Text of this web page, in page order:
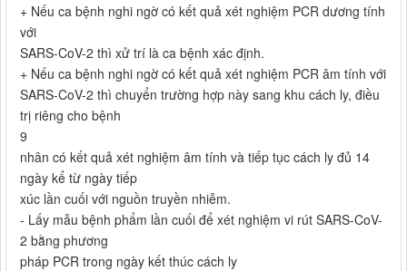
+ Nếu ca bệnh nghi ngờ có kết quả xét nghiệm PCR dương tính
với
SARS-CoV-2 thì xử trí là ca bệnh xác định.
+ Nếu ca bệnh nghi ngờ có kết quả xét nghiệm PCR âm tính với
SARS-CoV-2 thì chuyển trường hợp này sang khu cách ly, điều
trị riêng cho bệnh
9
nhân có kết quả xét nghiệm âm tính và tiếp tục cách ly đủ 14
ngày kể từ ngày tiếp
xúc lần cuối với nguồn truyền nhiễm.
- Lấy mẫu bệnh phẩm lần cuối để xét nghiệm vi rút SARS-CoV-
2 bằng phương
pháp PCR trong ngày kết thúc cách ly